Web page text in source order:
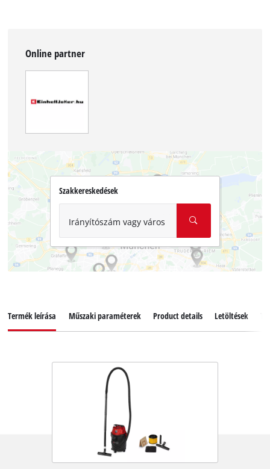
Online partner
Szakkereskedések
Irányítószám vagy város
Termék leírása Műszaki paraméterek Product details Letöltések